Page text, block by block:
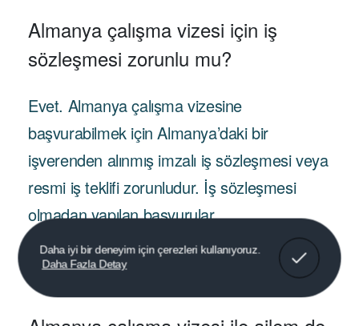
Daha iyi bir deneyim için çerezleri kullanıyoruz.
Daha Fazla Detay
Anladım!
Almanya çalışma vizesi için iş
sözleşmesi zorunlu mu?
Evet. Almanya çalışma vizesine
başvurabilmek için Almanya’daki bir
işverenden alınmış imzalı iş sözleşmesi veya
resmi iş teklifi zorunludur. İş sözleşmesi
olmadan yapılan başvurular
değerlendirmeye alınmamaktadır.